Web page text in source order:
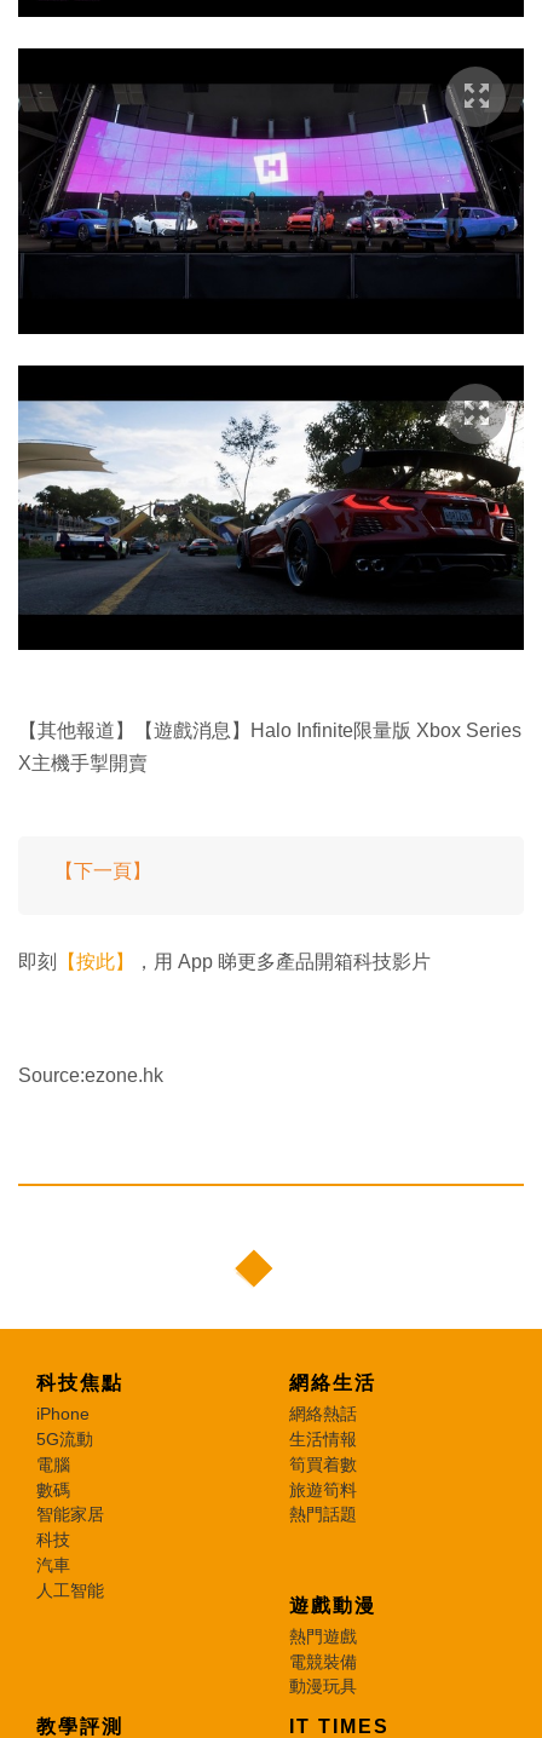
【其他報道】【遊戲消息】Halo Infinite限量版 Xbox Series
X主機手掣開賣
【下一頁】
即刻 【按此】 ，用 App 睇更多產品開箱科技影片
Source:ezone.hk
科技焦點
iPhone
5G流動
電腦
數碼
智能家居
科技
汽車
人工智能
網絡生活
網絡熱話
生活情報
筍買着數
旅遊筍料
熱門話題
遊戲動漫
熱門遊戲
電競裝備
動漫玩具
教學評測 IT TIMES